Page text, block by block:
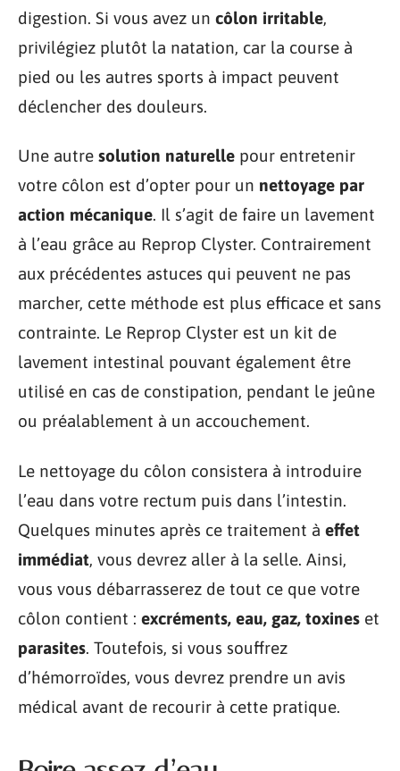
digestion. Si vous avez un côlon irritable,
privilégiez plutôt la natation, car la course à
pied ou les autres sports à impact peuvent
déclencher des douleurs.
Une autre solution naturelle pour entretenir
votre côlon est d’opter pour un nettoyage par
action mécanique. Il s’agit de faire un lavement
à l’eau grâce au Reprop Clyster. Contrairement
aux précédentes astuces qui peuvent ne pas
marcher, cette méthode est plus efficace et sans
contrainte. Le Reprop Clyster est un kit de
lavement intestinal pouvant également être
utilisé en cas de constipation, pendant le jeûne
ou préalablement à un accouchement.
Le nettoyage du côlon consistera à introduire
l’eau dans votre rectum puis dans l’intestin.
Quelques minutes après ce traitement à effet
immédiat, vous devrez aller à la selle. Ainsi,
vous vous débarrasserez de tout ce que votre
côlon contient : excréments, eau, gaz, toxines et
parasites. Toutefois, si vous souffrez
d’hémorroïdes, vous devrez prendre un avis
médical avant de recourir à cette pratique.